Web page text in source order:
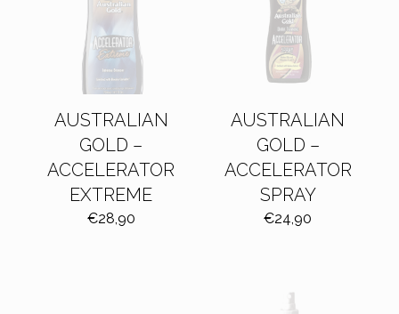
AUSTRALIAN
GOLD –
ACCELERATOR
EXTREME
€28,90
AUSTRALIAN
GOLD –
ACCELERATOR
SPRAY
€24,90